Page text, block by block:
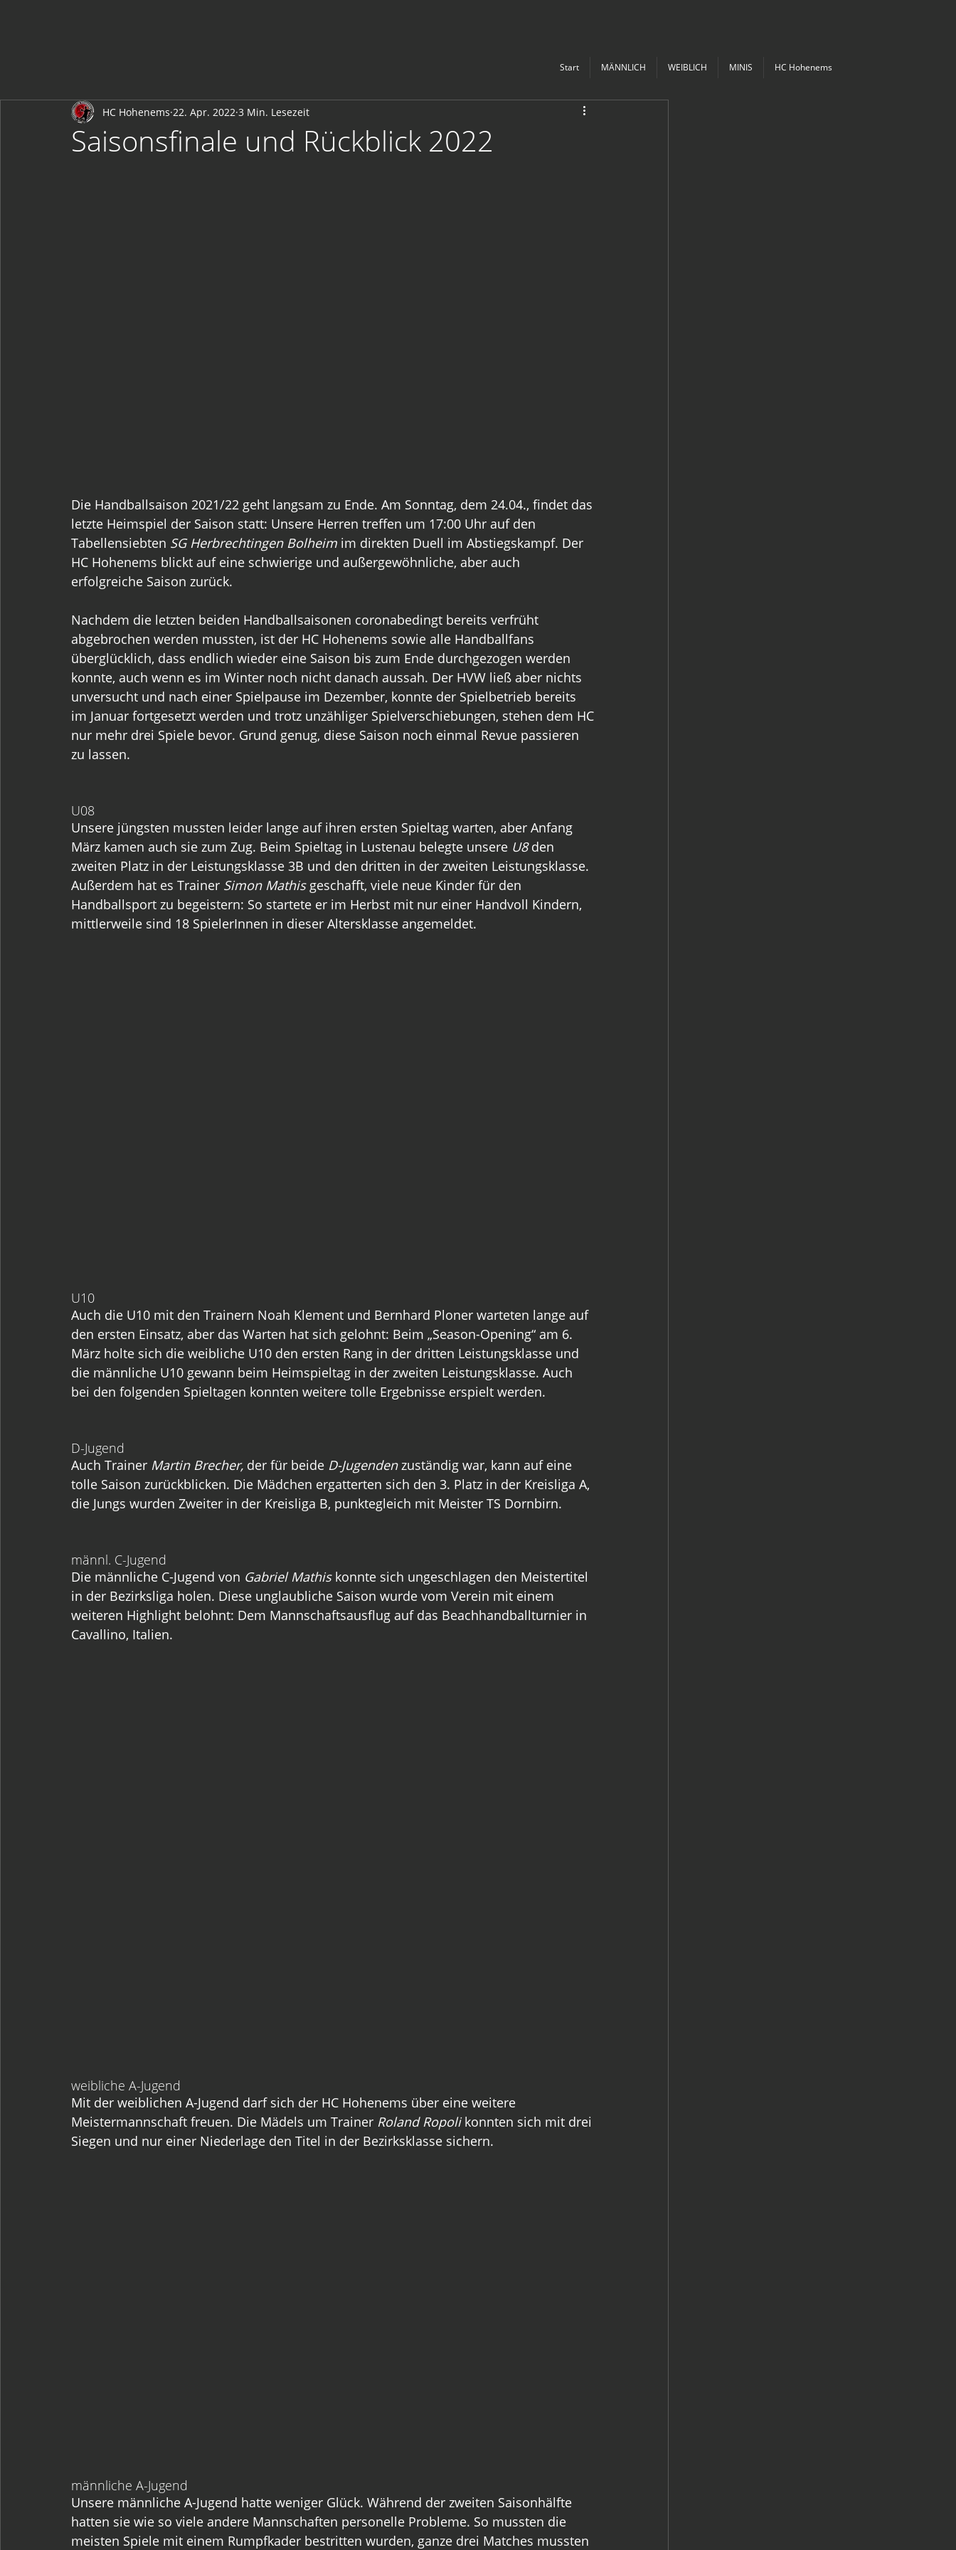
Start MÄNNLICH WEIBLICH MINIS HC Hohenems
Saisonsfinale und Rückblick 2022
HC Hohenems 22. Apr. 2022 3 Min. Lesezeit
Die Handballsaison 2021/22 geht langsam zu Ende. Am Sonntag, dem 24.04., findet das
letzte Heimspiel der Saison statt: Unsere Herren treffen um 17:00 Uhr auf den
Tabellensiebten SG Herbrechtingen Bolheim im direkten Duell im Abstiegskampf. Der
HC Hohenems blickt auf eine schwierige und außergewöhnliche, aber auch
erfolgreiche Saison zurück.
Nachdem die letzten beiden Handballsaisonen coronabedingt bereits verfrüht
abgebrochen werden mussten, ist der HC Hohenems sowie alle Handballfans
überglücklich, dass endlich wieder eine Saison bis zum Ende durchgezogen werden
konnte, auch wenn es im Winter noch nicht danach aussah. Der HVW ließ aber nichts
unversucht und nach einer Spielpause im Dezember, konnte der Spielbetrieb bereits
im Januar fortgesetzt werden und trotz unzähliger Spielverschiebungen, stehen dem HC
nur mehr drei Spiele bevor. Grund genug, diese Saison noch einmal Revue passieren
zu lassen.
U08
Unsere jüngsten mussten leider lange auf ihren ersten Spieltag warten, aber Anfang
März kamen auch sie zum Zug. Beim Spieltag in Lustenau belegte unsere U8 den
zweiten Platz in der Leistungsklasse 3B und den dritten in der zweiten Leistungsklasse.
Außerdem hat es Trainer Simon Mathis geschafft, viele neue Kinder für den
Handballsport zu begeistern: So startete er im Herbst mit nur einer Handvoll Kindern,
mittlerweile sind 18 SpielerInnen in dieser Altersklasse angemeldet.
U10
Auch die U10 mit den Trainern Noah Klement und Bernhard Ploner warteten lange auf
den ersten Einsatz, aber das Warten hat sich gelohnt: Beim „Season-Opening“ am 6.
März holte sich die weibliche U10 den ersten Rang in der dritten Leistungsklasse und
die männliche U10 gewann beim Heimspieltag in der zweiten Leistungsklasse. Auch
bei den folgenden Spieltagen konnten weitere tolle Ergebnisse erspielt werden.
D-Jugend
Auch Trainer Martin Brecher, der für beide D-Jugenden zuständig war, kann auf eine
tolle Saison zurückblicken. Die Mädchen ergatterten sich den 3. Platz in der Kreisliga A,
die Jungs wurden Zweiter in der Kreisliga B, punktegleich mit Meister TS Dornbirn.
männl. C-Jugend
Die männliche C-Jugend von Gabriel Mathis konnte sich ungeschlagen den Meistertitel
in der Bezirksliga holen. Diese unglaubliche Saison wurde vom Verein mit einem
weiteren Highlight belohnt: Dem Mannschaftsausflug auf das Beachhandballturnier in
Cavallino, Italien.
weibliche A-Jugend
Mit der weiblichen A-Jugend darf sich der HC Hohenems über eine weitere
Meistermannschaft freuen. Die Mädels um Trainer Roland Ropoli konnten sich mit drei
Siegen und nur einer Niederlage den Titel in der Bezirksklasse sichern.
männliche A-Jugend
Unsere männliche A-Jugend hatte weniger Glück. Während der zweiten Saisonhälfte
hatten sie wie so viele andere Mannschaften personelle Probleme. So mussten die
meisten Spiele mit einem Rumpfkader bestritten wurden, ganze drei Matches mussten